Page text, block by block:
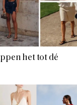
het tot dé